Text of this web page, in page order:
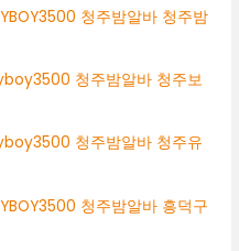
청주밤알바 청주밤
청주밤알바 청주보
청주밤알바 청주유
청주밤알바 흥덕구